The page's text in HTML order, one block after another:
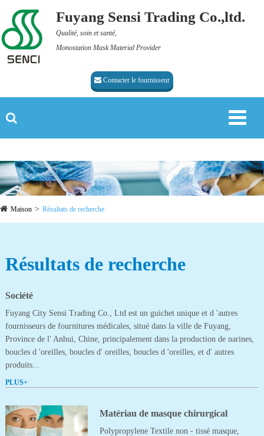
Fuyang Sensi Trading Co.,ltd.
Qualité, soin et santé,
Monostation Mask Material Provider
Contacter le fournisseur
Maison Résultats de recherche
Résultats de recherche
Société
Fuyang City Sensi Trading Co., Ltd est un guichet unique et d 'autres
fournisseurs de fournitures médicales, situé dans la ville de Fuyang,
Province de l' Anhui, Chine, principalement dans la production de narines,
boucles d 'oreilles, boucles d' oreilles, boucles d 'oreilles, et d' autres
produits...
PLUS+
Matériau de masque chirurgical
Polypropylene Textile non - tissé masque,